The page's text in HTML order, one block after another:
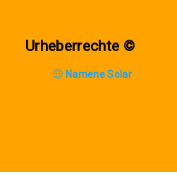
Urheberrechte ©
Namene Solar